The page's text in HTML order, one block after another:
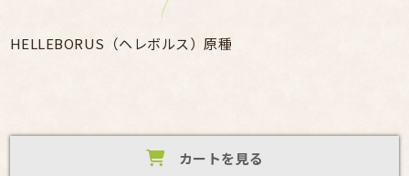
HELLEBORUS（ヘレボルス）原種
カートを見る